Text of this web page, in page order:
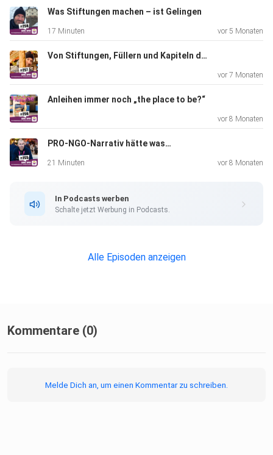
einfach
besser.
Was Stiftungen machen – ist Gelingen
17 Minuten vor 5 Monaten
Von Stiftungen, Füllern und Kapiteln des Gelingens
vor 7 Monaten
Anleihen immer noch „the place to be?“
vor 8 Monaten
PRO-NGO-Narrativ hätte was…
21 Minuten vor 8 Monaten
In Podcasts werben
Schalte jetzt Werbung in Podcasts.
Alle Episoden anzeigen
Kommentare (0)
Melde Dich an, um einen Kommentar zu schreiben.